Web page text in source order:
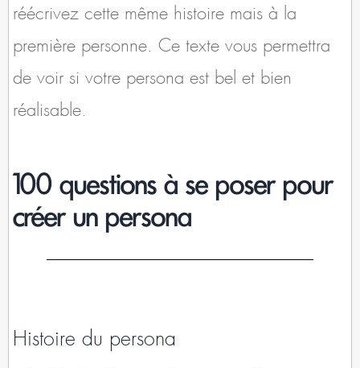
réécrivez cette même histoire mais à la
première personne. Ce texte vous permettra
de voir si votre persona est bel et bien
réalisable.
100 questions à se poser pour
créer un persona
Histoire du persona